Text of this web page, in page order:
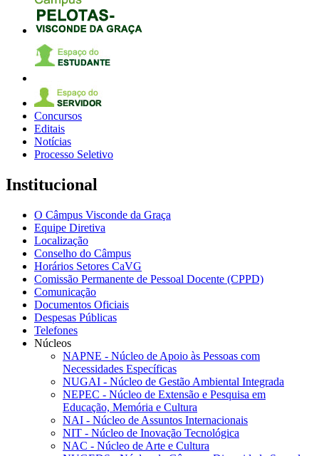
Concursos
Editais
Notícias
Processo Seletivo
Institucional
O Câmpus Visconde da Graça
Equipe Diretiva
Localização
Conselho do Câmpus
Horários Setores CaVG
Comissão Permanente de Pessoal Docente (CPPD)
Comunicação
Documentos Oficiais
Despesas Públicas
Telefones
Núcleos
NAPNE - Núcleo de Apoio às Pessoas com
Necessidades Específicas
NUGAI - Núcleo de Gestão Ambiental Integrada
NEPEC - Núcleo de Extensão e Pesquisa em
Educação, Memória e Cultura
NAI - Núcleo de Assuntos Internacionais
NIT - Núcleo de Inovação Tecnológica
NAC - Núcleo de Arte e Cultura